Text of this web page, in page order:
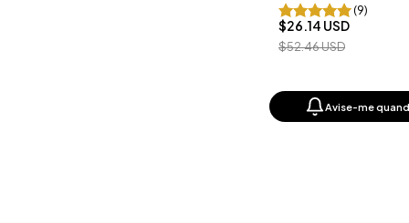
(9)
$26.14 USD
$52.46 USD
Avise-me